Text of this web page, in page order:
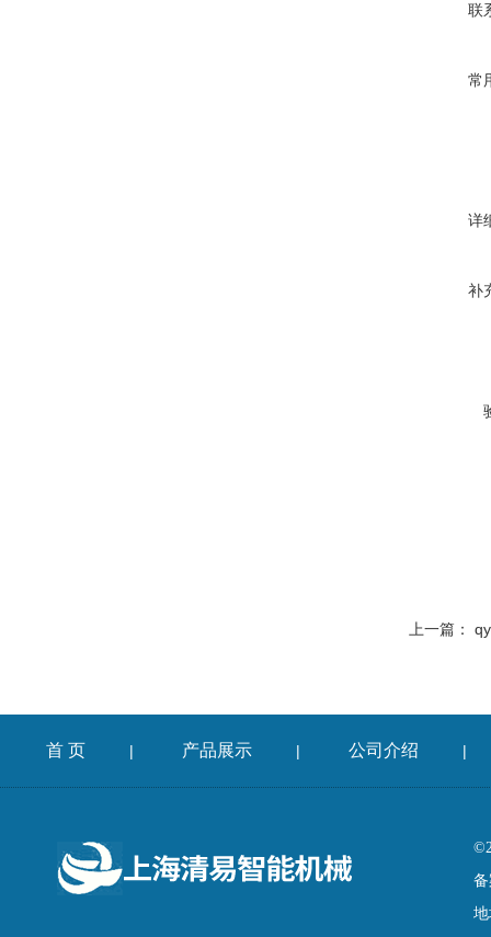
联
常
详
补
上一篇：
首 页 | 产品展示 | 公司介绍 |
备